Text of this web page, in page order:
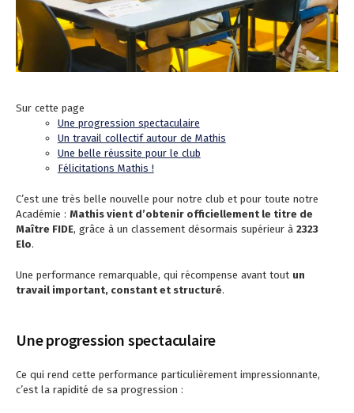
Sur cette page
Une progression spectaculaire
Un travail collectif autour de Mathis
Une belle réussite pour le club
Félicitations Mathis !
C’est une très belle nouvelle pour notre club et pour toute notre
Académie : Mathis vient d’obtenir officiellement le titre de
Maître FIDE, grâce à un classement désormais supérieur à 2323
Elo.
Une performance remarquable, qui récompense avant tout un
travail important, constant et structuré.
Une progression spectaculaire
Ce qui rend cette performance particulièrement impressionnante,
c’est la rapidité de sa progression :